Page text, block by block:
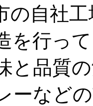
の自社
を行っ
と品質
ーなど